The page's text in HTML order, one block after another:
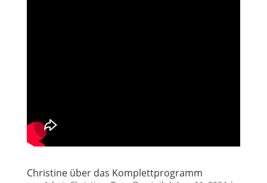
Christine über das Komplettprogramm